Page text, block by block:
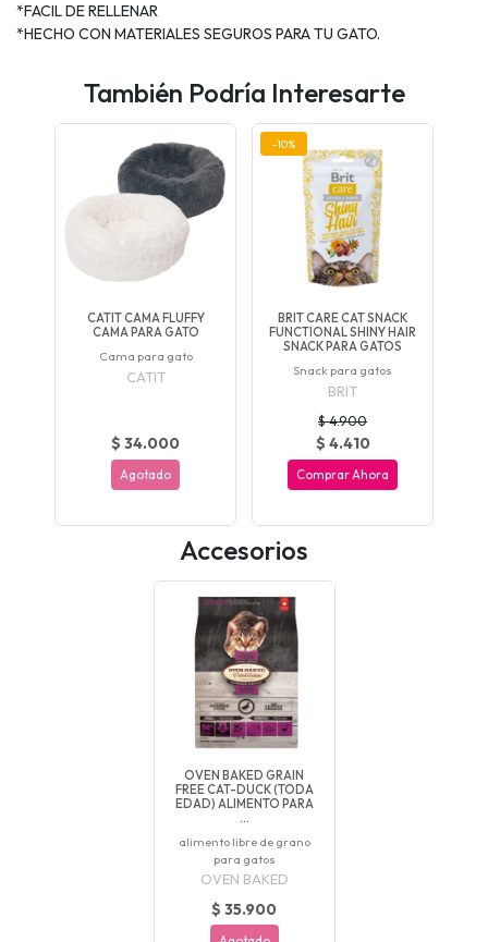
*FACIL DE RELLENAR
*HECHO CON MATERIALES SEGUROS PARA TU GATO.
También Podría Interesarte
CATIT CAMA FLUFFY
CAMA PARA GATO
Cama para gato
CATIT
$ 34.000
Agotado
-10%
BRIT CARE CAT SNACK
FUNCTIONAL SHINY HAIR
SNACK PARA GATOS
Snack para gatos
BRIT
$ 4.900
$ 4.410
Comprar Ahora
Accesorios
OVEN BAKED GRAIN
FREE CAT-DUCK (TODA
EDAD) ALIMENTO PARA
...
alimento libre de grano
para gatos
OVEN BAKED
$ 35.900